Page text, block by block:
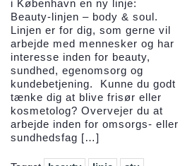
i København en ny linje:
Beauty-linjen – body & soul.
Linjen er for dig, som gerne vil
arbejde med mennesker og har
interesse inden for beauty,
sundhed, egenomsorg og
kundebetjening. Kunne du godt
tænke dig at blive frisør eller
kosmetolog? Overvejer du at
arbejde inden for omsorgs- eller
sundhedsfag […]